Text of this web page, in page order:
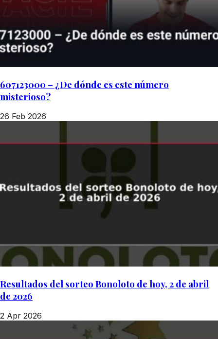
607123000 – ¿De dónde es este número
misterioso?
26 Feb 2026
Resultados del sorteo Bonoloto de hoy, 2 de abril
de 2026
2 Apr 2026